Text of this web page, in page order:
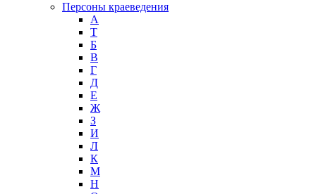
Персоны краеведения
А
T
Б
В
Г
Д
Е
Ж
З
И
Л
К
М
Н